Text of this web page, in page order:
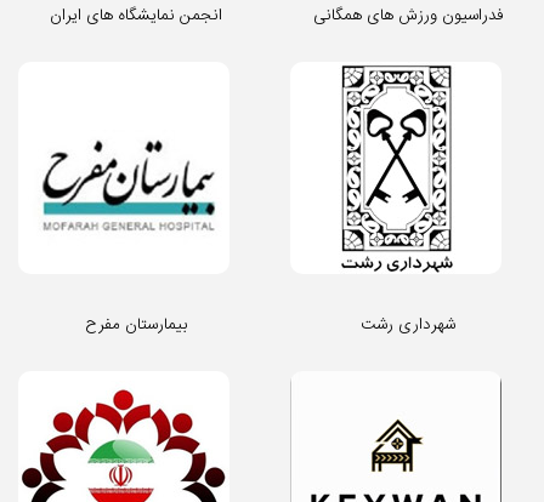
انجمن نمایشگاه های ایران فدراسیون ورزش های همگانی
بیمارستان مفرح شهرداری رشت